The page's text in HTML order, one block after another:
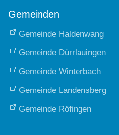
Gemeinden
Gemeinde Haldenwang
Gemeinde Dürrlauingen
Gemeinde Winterbach
Gemeinde Landensberg
Gemeinde Röfingen